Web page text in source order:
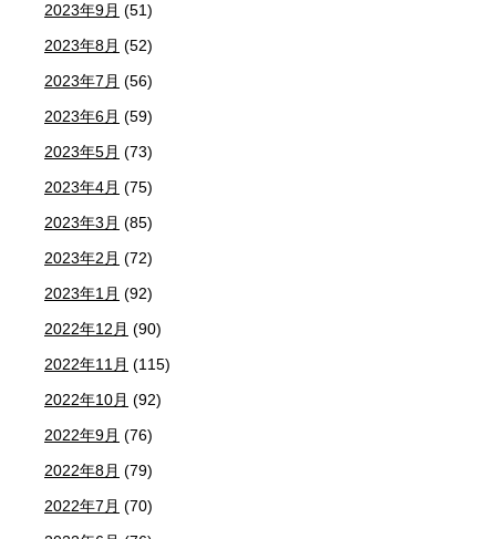
2023年9月 (51)
2023年8月 (52)
2023年7月 (56)
2023年6月 (59)
2023年5月 (73)
2023年4月 (75)
2023年3月 (85)
2023年2月 (72)
2023年1月 (92)
2022年12月 (90)
2022年11月 (115)
2022年10月 (92)
2022年9月 (76)
2022年8月 (79)
2022年7月 (70)